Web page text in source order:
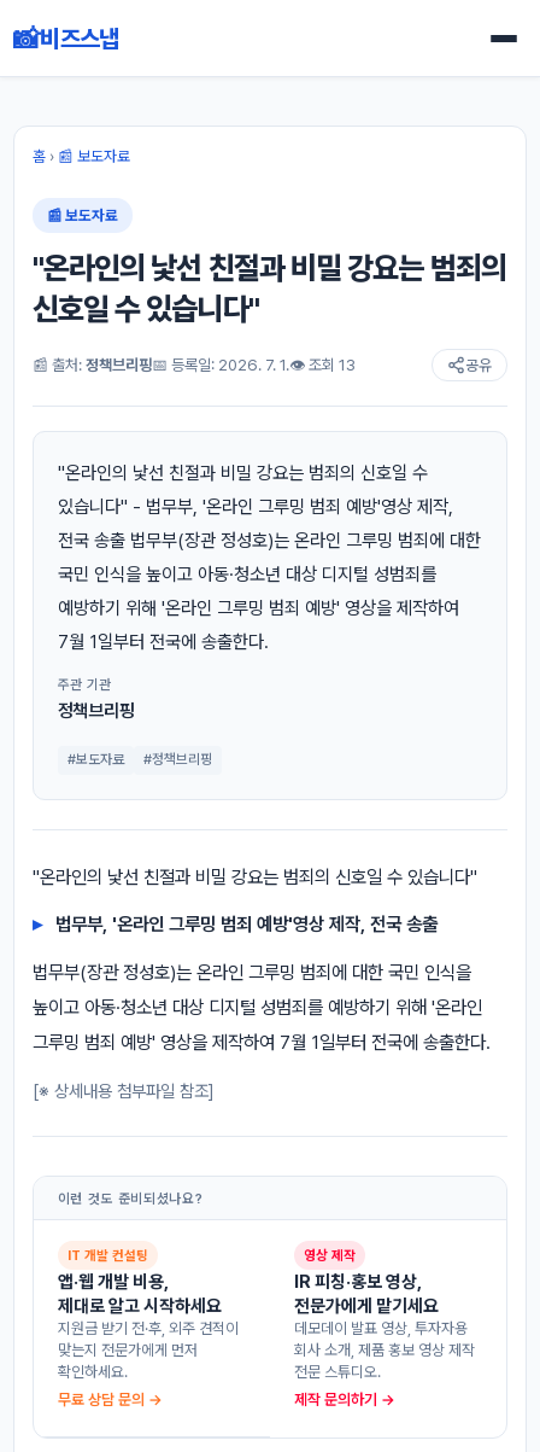
📸비즈스냅
홈› 📰 보도자료
📰 보도자료
"온라인의 낯선 친절과 비밀 강요는 범죄의
신호일 수 있습니다"
📰 출처: 정책브리핑📅 등록일: 2026. 7. 1.👁 조회 13 공유
"온라인의 낯선 친절과 비밀 강요는 범죄의 신호일 수
있습니다" - 법무부, '온라인 그루밍 범죄 예방'영상 제작,
전국 송출 법무부(장관 정성호)는 온라인 그루밍 범죄에 대한
국민 인식을 높이고 아동·청소년 대상 디지털 성범죄를
예방하기 위해 '온라인 그루밍 범죄 예방' 영상을 제작하여
7월 1일부터 전국에 송출한다.
주관 기관
정책브리핑
#보도자료 #정책브리핑
"온라인의 낯선 친절과 비밀 강요는 범죄의 신호일 수 있습니다"
법무부, '온라인 그루밍 범죄 예방'영상 제작, 전국 송출
법무부(장관 정성호)는 온라인 그루밍 범죄에 대한 국민 인식을
높이고 아동·청소년 대상 디지털 성범죄를 예방하기 위해 '온라인
그루밍 범죄 예방' 영상을 제작하여 7월 1일부터 전국에 송출한다.
[※ 상세내용 첨부파일 참조]
이런 것도 준비되셨나요?
IT 개발 컨설팅
앱·웹 개발 비용,
제대로 알고 시작하세요
지원금 받기 전·후, 외주 견적이
맞는지 전문가에게 먼저
확인하세요.
무료 상담 문의 →
영상 제작
IR 피칭·홍보 영상,
전문가에게 맡기세요
데모데이 발표 영상, 투자자용
회사 소개, 제품 홍보 영상 제작
전문 스튜디오.
제작 문의하기 →